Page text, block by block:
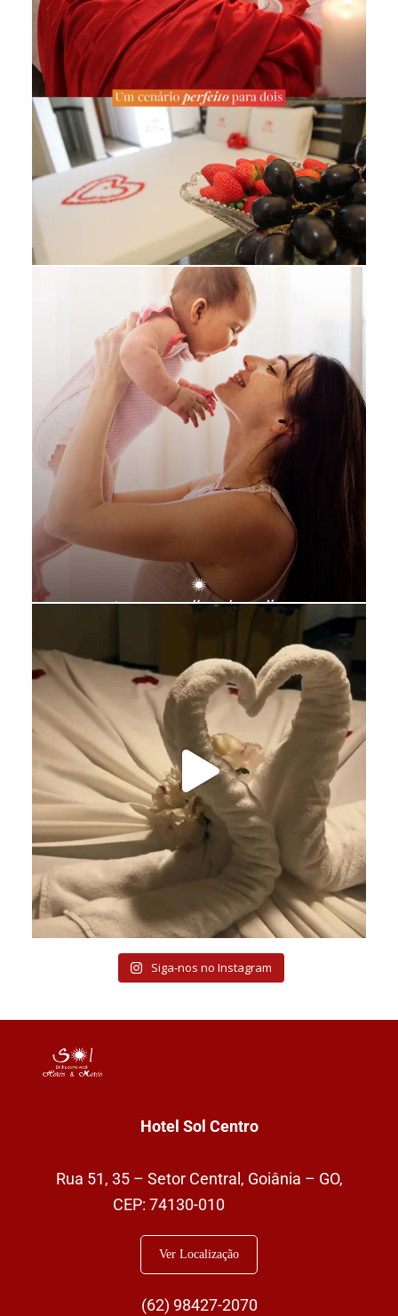
Siga-nos no Instagram
Hotel Sol Centro
Rua 51, 35 – Setor Central, Goiânia – GO,
CEP: 74130-010
Ver Localização
(62) 98427-2070